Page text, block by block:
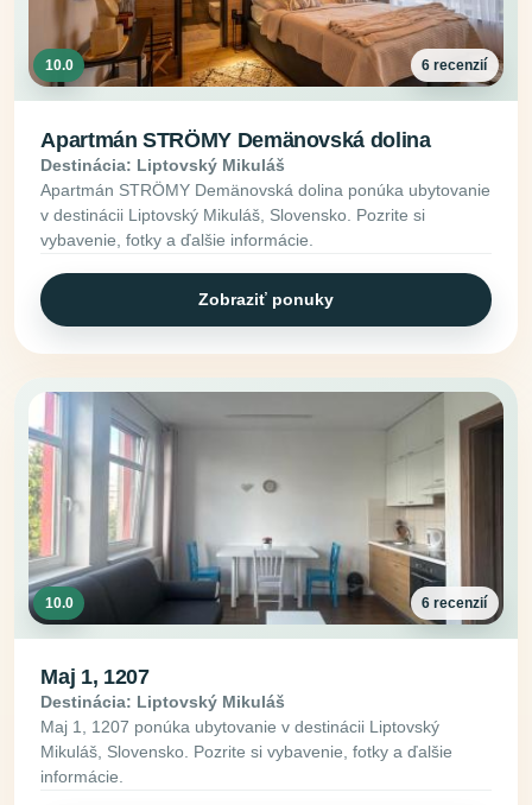
10.0 6 recenzií
Apartmán STRÖMY Demänovská dolina
Destinácia: Liptovský Mikuláš
Apartmán STRÖMY Demänovská dolina ponúka ubytovanie
v destinácii Liptovský Mikuláš, Slovensko. Pozrite si
vybavenie, fotky a ďalšie informácie.
Zobraziť ponuky
10.0 6 recenzií
Maj 1, 1207
Destinácia: Liptovský Mikuláš
Maj 1, 1207 ponúka ubytovanie v destinácii Liptovský
Mikuláš, Slovensko. Pozrite si vybavenie, fotky a ďalšie
informácie.